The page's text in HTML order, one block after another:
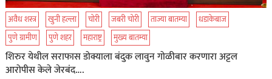
अवैध शस्त्र खुनी हल्ला चोरी जबरी चोरी ताज्या बातम्या
धडाकेबाज
पुणे ग्रामीण
पुणे शहर महाराष्ट्र मुख्य बातम्या
शिरुर येथील सराफास डोक्याला बंदुक लावुन गोळीबार करणारा अट्टल
आरोपीस केले जेरबंद….